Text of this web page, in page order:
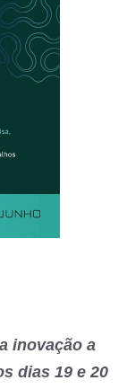
inovação a
dias 19 e 20